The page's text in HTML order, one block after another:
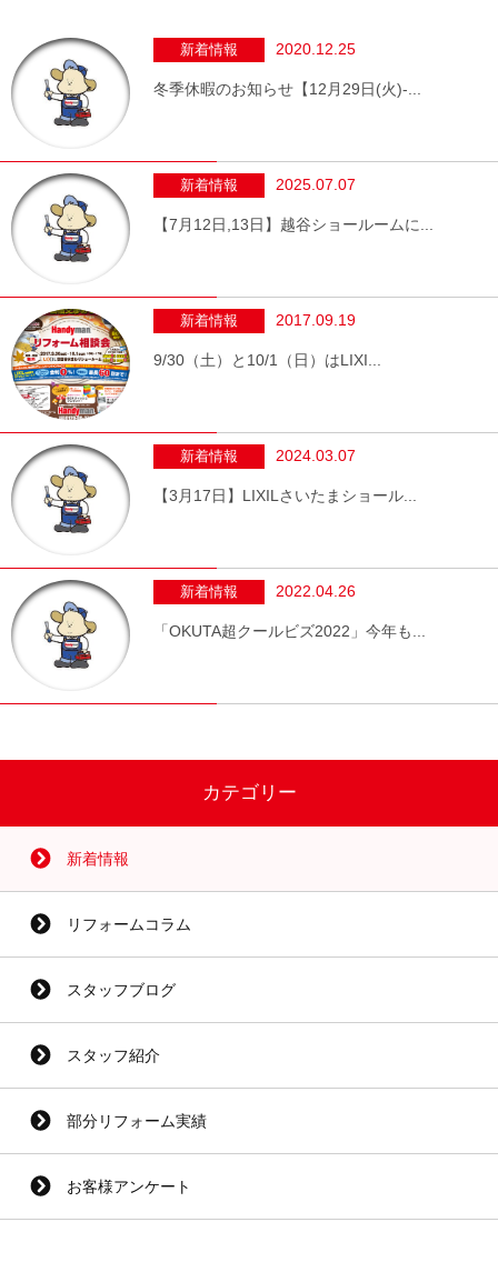
新着情報 2020.12.25
冬季休暇のお知らせ【12月29日(火)-...
新着情報 2025.07.07
【7月12日,13日】越谷ショールームに...
新着情報 2017.09.19
9/30（土）と10/1（日）はLIXI...
新着情報 2024.03.07
【3月17日】LIXILさいたまショール...
新着情報 2022.04.26
「OKUTA超クールビズ2022」今年も...
カテゴリー
新着情報
リフォームコラム
スタッフブログ
スタッフ紹介
部分リフォーム実績
お客様アンケート